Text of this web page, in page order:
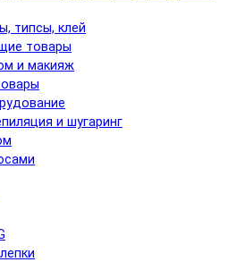
типсы, клей
товары
и макияж
и шугаринг